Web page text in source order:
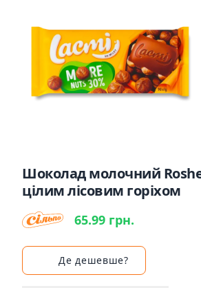
Шоколад молочний
цілим лісовим горіхом
65.99 грн.
Де дешевше?